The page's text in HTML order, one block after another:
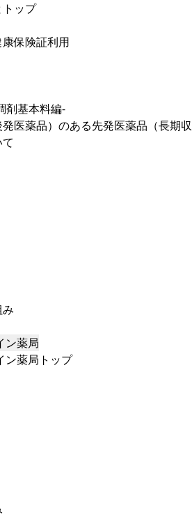
ップ
保険証利用
剤基本料編-
医薬品）のある先発医薬品（長期収
ン薬局
ン薬局トップ